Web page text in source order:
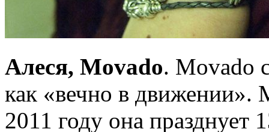
Алеся, Movado. Movado
как «вечно в движении».
2011 году она празднует